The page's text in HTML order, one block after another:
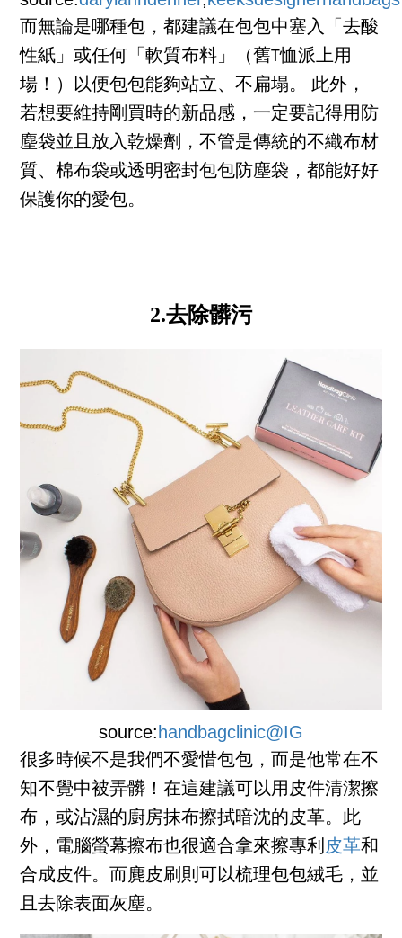
而無論是哪種包，都建議在包包中塞入「去酸
性紙」或任何「軟質布料」（舊T恤派上用
場！）以便包包能夠站立、不扁塌。 此外，
若想要維持剛買時的新品感，一定要記得用防
塵袋並且放入乾燥劑，不管是傳統的不織布材
質、棉布袋或透明密封包包防塵袋，都能好好
保護你的愛包。
2.去除髒污
source:handbagclinic@IG
很多時候不是我們不愛惜包包，而是他常在不
知不覺中被弄髒！在這建議可以用皮件清潔擦
布，或沾濕的廚房抹布擦拭暗沈的皮革。此
外，電腦螢幕擦布也很適合拿來擦專利 皮革和
合成皮件。而麂皮刷則可以梳理包包絨毛，並
且去除表面灰塵。